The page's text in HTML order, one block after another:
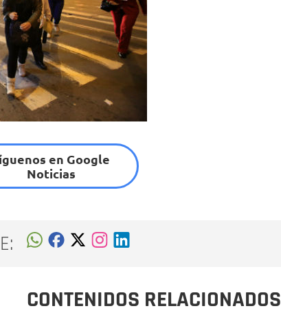
en Google
Noticias
CONTENIDOS RELACIONADOS